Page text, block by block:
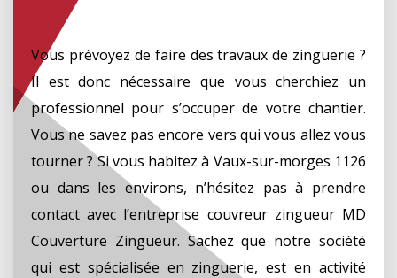
Vous prévoyez de faire des travaux de zinguerie ?
Il est donc nécessaire que vous cherchiez un
professionnel pour s’occuper de votre chantier.
Vous ne savez pas encore vers qui vous allez vous
tourner ? Si vous habitez à Vaux-sur-morges 1126
ou dans les environs, n’hésitez pas à prendre
contact avec l’entreprise couvreur zingueur MD
Couverture Zingueur. Sachez que notre société
qui est spécialisée en zinguerie, est en activité